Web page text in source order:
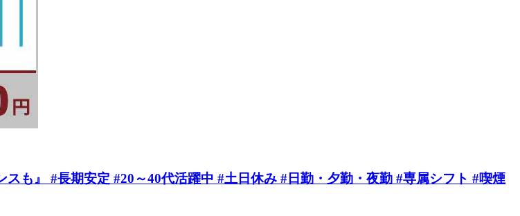
も』 #長期安定 #20～40代活躍中 #土日休み #日勤・夕勤・夜勤 #専属シフト #喫煙